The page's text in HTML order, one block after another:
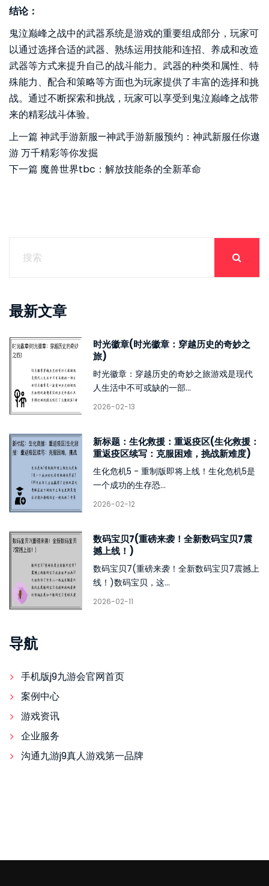
结论：
鬼泣巅峰之战中的武器系统是游戏的重要组成部分，玩家可
以通过选择合适的武器、熟练运用技能和连招、养成和改造
武器等方式来提升自己的战斗能力。武器的种类和属性、特
殊能力、配合和策略等方面也为玩家提供了丰富的选择和挑
战。通过不断探索和挑战，玩家可以享受到鬼泣巅峰之战带
来的精彩战斗体验。
上一篇 神武手游新服—神武手游新服预约：神武新服任你遨
游 万千精彩等你发掘
下一篇 魔兽世界tbc：解放技能条的全新革命
最新文章
时光徽章(时光徽章：穿越历史的奇妙之
旅)
时光徽章：穿越历史的奇妙之旅游戏是现代
人生活中不可或缺的一部...
2026-02-13
新标题：生化救援：重返疫区(生化救援：
重返疫区续写：克服困难，挑战新难度)
生化危机5 - 重制版即将上线！生化危机5是
一个成功的生存恐...
2026-02-12
数码宝贝7(重磅来袭！全新数码宝贝7震
撼上线！)
数码宝贝7(重磅来袭！全新数码宝贝7震撼上
线！)数码宝贝，这...
2026-02-11
导航
手机版j9九游会官网首页
案例中心
游戏资讯
企业服务
沟通九游j9真人游戏第一品牌